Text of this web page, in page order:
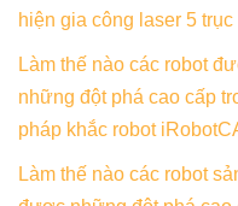
hiện gia công laser 5
Làm thế nào các robot
những đột phá cao cấp
pháp khắc robot
Làm thế nào các robot